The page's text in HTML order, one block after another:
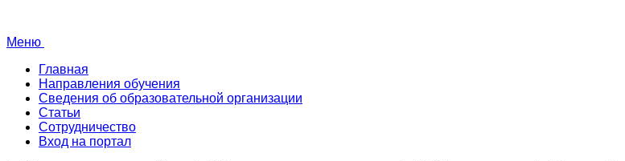
Меню
Главная
Направления обучения
Сведения об образовательной организации
Статьи
Сотрудничество
Вход на портал